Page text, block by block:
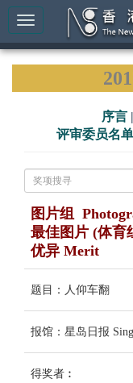
序言 |
评审委员名单
图片组
最佳图片 (体育
优异 Merit
题目：人仰车翻
报馆：星岛日报
得奖者︰